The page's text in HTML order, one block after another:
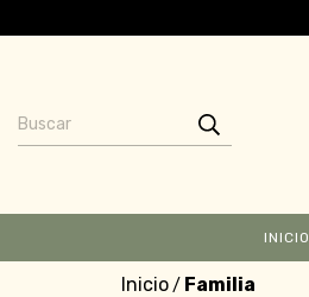
INICIO
Inicio/ Familia